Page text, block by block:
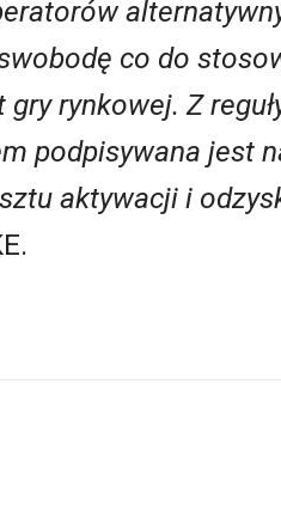
co do
rynkowej. Z
podpisywana jest
aktywacji i